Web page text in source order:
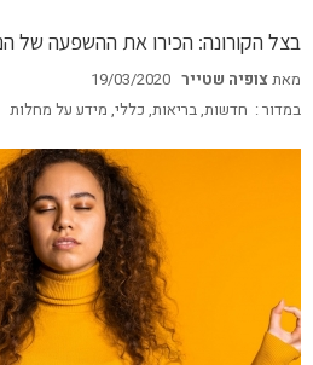
בצל הקורונה: הכירו את ההשפעה של
מאתצופיה שטייר 19/03/2020
במדור : חדשות,בריאות, כללי, מידע על מחלות